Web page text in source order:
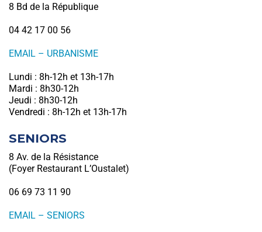
8 Bd de la République
04 42 17 00 56
EMAIL – URBANISME
Lundi : 8h-12h et 13h-17h
Mardi : 8h30-12h
Jeudi : 8h30-12h
Vendredi : 8h-12h et 13h-17h
SENIORS
8 Av. de la Résistance
(Foyer Restaurant L’Oustalet)
06 69 73 11 90
EMAIL – SENIORS